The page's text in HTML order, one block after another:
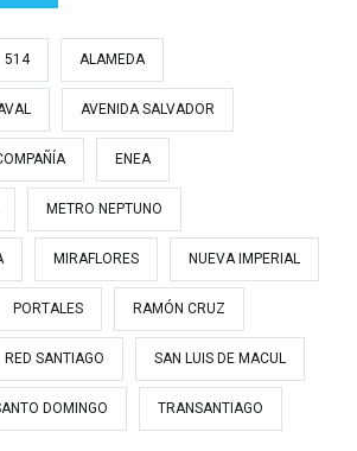
514 ALAMEDA
AVENIDA SALVADOR
ENEA
METRO NEPTUNO
MIRAFLORES NUEVA IMPERIAL
PORTALES RAMÓN CRUZ
RED SANTIAGO SAN LUIS DE MACUL
DOMINGO TRANSANTIAGO